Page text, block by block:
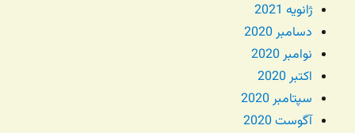
ژانویه 2021
دسامبر 2020
نوامبر 2020
اکتبر 2020
سپتامبر 2020
آگوست 2020